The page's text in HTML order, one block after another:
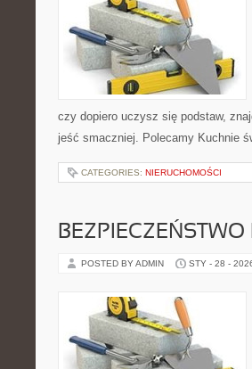
czy dopiero uczysz się podstaw,
jeść smaczniej. Polecamy Kuchnie
CATEGORIES: NIERUCHOMOŚCI
POSTED BY ADMIN STY - 28 -